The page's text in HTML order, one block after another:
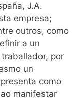
J.A.
empresa;
outros, como
a un
por
un
como
manifestar